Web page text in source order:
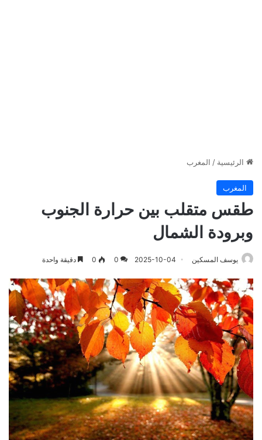
الرئيسية / المغرب
المغرب
طقس متقلب بين حرارة الجنوب
وبرودة الشمال
يوسف المسكين 2025-10-04
0
0 دقيقة واحدة